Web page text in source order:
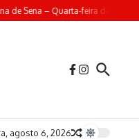
de Sena – Quarta-feira da 4ª
agosto 6, 2026